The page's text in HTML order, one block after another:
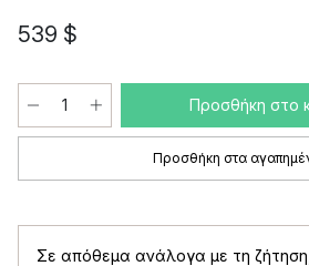
539 $
Προσθήκη στο
Προσθήκη στα
Σε απόθεμα ανάλογα με τη ζήτηση